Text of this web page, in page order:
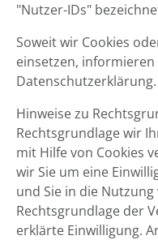
"Nutzer-IDs"
Soweit wir Cookies
einsetzen,
Datenschutzerklärung.
Hinweise zu
Rechtsgrundlage wir
mit Hilfe von Cookies
wir Sie um eine
und Sie in die
Rechtsgrundlage der
erklärte Einwilligung.